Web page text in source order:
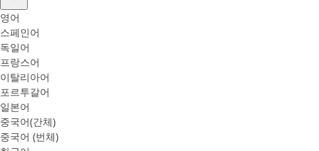
영어
스페인어
독일어
프랑스어
이탈리아어
포르투갈어
일본어
중국어(간체)
중국어 (번체)